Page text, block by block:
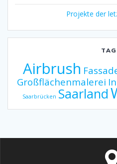
Projekte der
Airbrush
Großflächenmalerei
Saarbrücken Saarland